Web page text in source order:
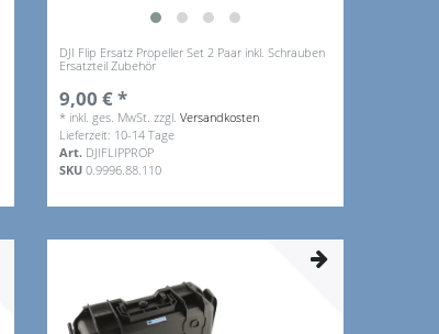
DJI Flip Ersatz Propeller Set 2 Paar inkl. Schrauben
Ersatzteil Zubehör
9,00 € *
* inkl. ges. MwSt. zzgl.Versandkosten
Lieferzeit: 10-14 Tage
Art. DJIFLIPPROP
SKU0.9996.88.110